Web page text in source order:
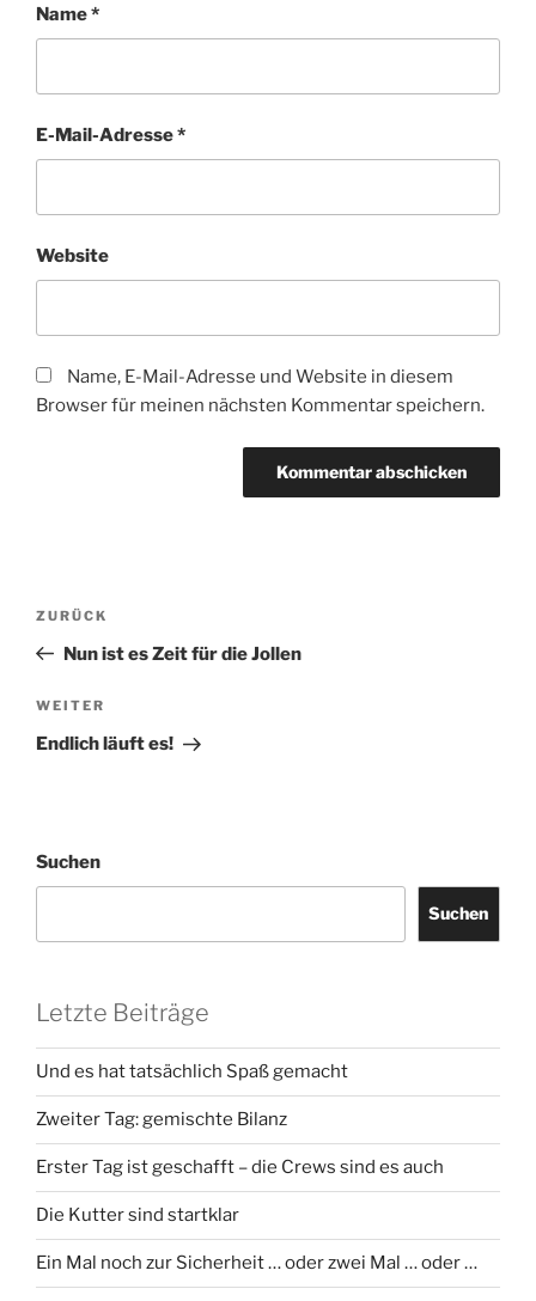
Name*
E-Mail-Adresse*
Website
Name, E-Mail-Adresse und Website in diesem
Browser für meinen nächsten Kommentar speichern.
Beitragsnavigation
Vorheriger
Beitrag
ZURÜCK
Nun ist es Zeit für die Jollen
Nächster
Beitrag
WEITER
Endlich läuft es!
Suchen
Suchen
Letzte Beiträge
Und es hat tatsächlich Spaß gemacht
Zweiter Tag: gemischte Bilanz
Erster Tag ist geschafft – die Crews sind es auch
Die Kutter sind startklar
Ein Mal noch zur Sicherheit … oder zwei Mal … oder …